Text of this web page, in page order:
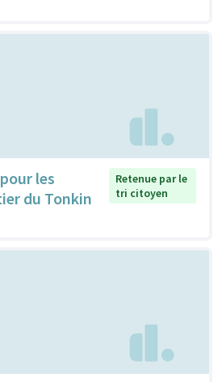
les
du Tonkin
Retenue par le
tri citoyen